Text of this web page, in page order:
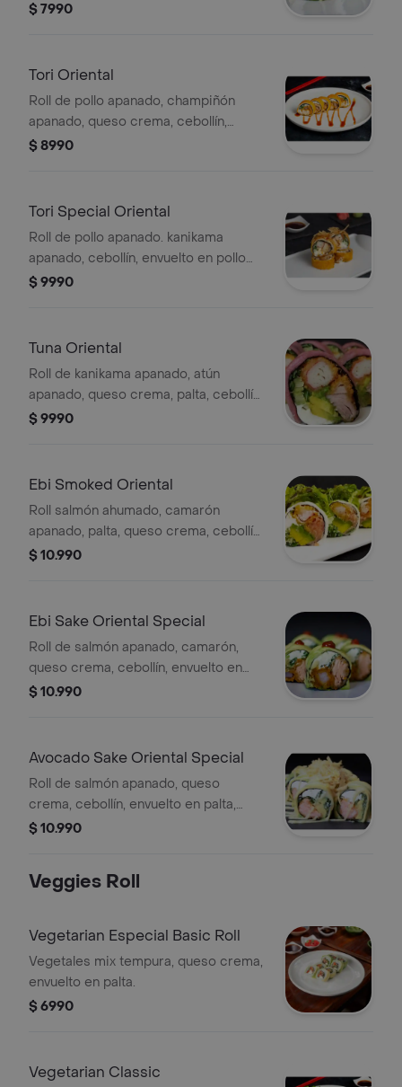
$ 7990
Tori Oriental
Roll de pollo apanado, champiñón
apanado, queso crema, cebollín,
envuelto en pollo apanado.
$ 8990
Tori Special Oriental
Roll de pollo apanado. kanikama
apanado, cebollín, envuelto en pollo
apanado, con topping de papas hilo
$ 9990
Tuna Oriental
Roll de kanikama apanado, atún
apanado, queso crema, palta, cebollín
envuelto en atún, bañado en salsa
$ 9990
Ebi Smoked Oriental
Roll salmón ahumado, camarón
apanado, palta, queso crema, cebollín,
envuelto en queso con topping de
$ 10.990
Ebi Sake Oriental Special
Roll de salmón apanado, camarón,
queso crema, cebollín, envuelto en
palta.
$ 10.990
Avocado Sake Oriental Special
Roll de salmón apanado, queso
crema, cebollín, envuelto en palta,
bañado en salsa fuji y teriyaki con
$ 10.990
Veggies Roll
Vegetarian Especial Basic Roll
Vegetales mix tempura, queso crema,
envuelto en palta.
$ 6990
Vegetarian Classic